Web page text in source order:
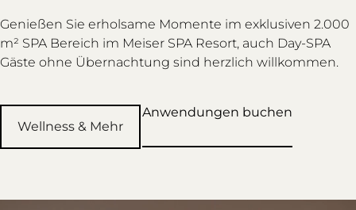
Genießen Sie erholsame Momente im exklusiven 2.000
m² SPA Bereich im Meiser SPA Resort, auch Day-SPA
Gäste ohne Übernachtung sind herzlich willkommen.
Wellness & Mehr
Anwendungen buchen